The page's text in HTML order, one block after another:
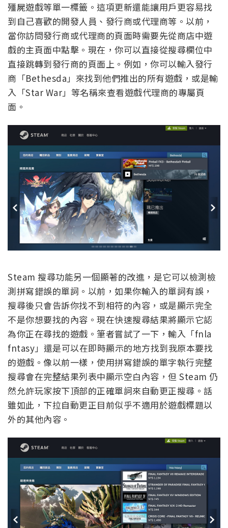
殭屍遊戲等單一標籤。這項更新還能讓用戶更容易找
到自己喜歡的開發人員、發行商或代理商等。以前，
當你訪問發行商或代理商的頁面時需要先從商店中遊
戲的主頁面中點擊。現在，你可以直接從搜尋欄位中
直接跳轉到發行商的頁面上。例如，你可以輸入發行
商「Bethesda」來找到他們推出的所有遊戲，或是輸
入「Star War」等名稱來查看遊戲代理商的專屬頁
面。
Steam 搜尋功能另一個顯著的改進，是它可以檢測檢
測拼寫錯誤的單詞。以前，如果你輸入的單詞有誤，
搜尋後只會告訴你找不到相符的內容，或是顯示完全
不是你想要找的內容。現在快速搜尋結果將顯示它認
為你正在尋找的遊戲。筆者嘗試了一下，輸入「fnla
fntasy」還是可以在即時顯示的地方找到我原本要找
的遊戲。像以前一樣，使用拼寫錯誤的單字執行完整
搜尋會在完整結果列表中顯示空白內容，但 Steam 仍
然允許玩家按下頂部的正確單詞來自動更正搜尋。話
雖如此，下拉自動更正目前似乎不適用於遊戲標題以
外的其他內容。